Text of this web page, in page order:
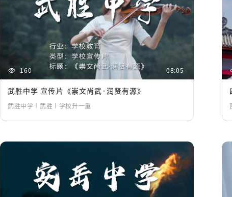
160 08:05
武胜中学 宣传片《崇文尚武·润贤有源》
武胜中学丨武胜丨学校升一重